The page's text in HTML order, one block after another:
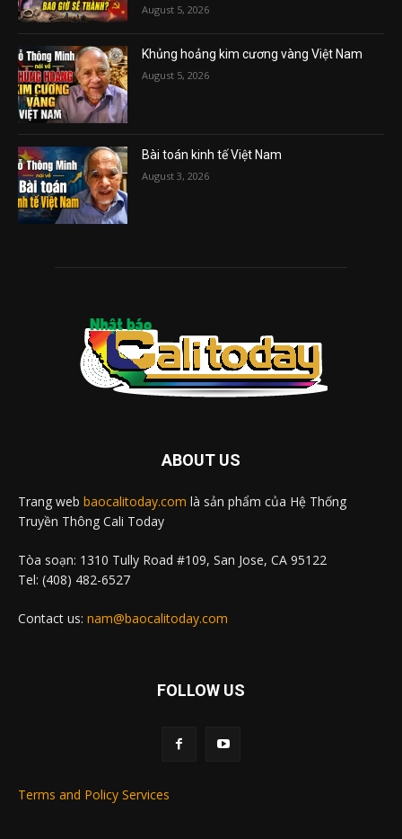
August 5, 2026
Khủng hoảng kim cương vàng Việt Nam
August 5, 2026
Bài toán kinh tế Việt Nam
August 3, 2026
ABOUT US
Trang web baocalitoday.com là sản phẩm của Hệ Thống
Truyền Thông Cali Today
Tòa soạn: 1310 Tully Road #109, San Jose, CA 95122
Tel: (408) 482-6527
Contact us: nam@baocalitoday.com
FOLLOW US
Terms and Policy Services